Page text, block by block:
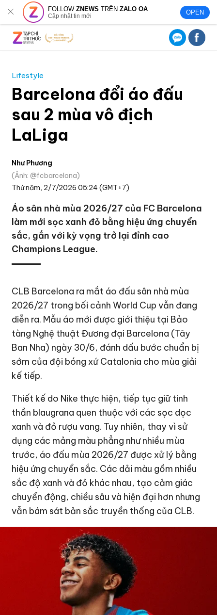
FOLLOWZNEWS TRÊNZALO OA
Cập nhật tin mới OPEN
Lifestyle
Barcelona đổi áo đấu
sau 2 mùa vô địch
LaLiga
Như Phương
Ảnh: @fcbarcelona
Thứ năm, 2/7/2026 05:24 (GMT+7)
Áo sân nhà mùa 2026/27 của FC Barcelona
làm mới sọc xanh đỏ bằng hiệu ứng chuyển
sắc, gắn với kỳ vọng trở lại đỉnh cao
Champions League.
CLB Barcelona ra mắt áo đấu sân nhà mùa
2026/27 trong bối cảnh World Cup vẫn đang
diễn ra. Mẫu áo mới được giới thiệu tại Bảo
tàng Nghệ thuật Đương đại Barcelona (Tây
Ban Nha) ngày 30/6, đánh dấu bước chuẩn bị
sớm của đội bóng xứ Catalonia cho mùa giải
kế tiếp.
Thiết kế do Nike thực hiện, tiếp tục giữ tinh
thần blaugrana quen thuộc với các sọc dọc
xanh và đỏ rượu vang. Tuy nhiên, thay vì sử
dụng các mảng màu phẳng như nhiều mùa
trước, áo đấu mùa 2026/27 được xử lý bằng
hiệu ứng chuyển sắc. Các dải màu gồm nhiều
sắc độ xanh và đỏ khác nhau, tạo cảm giác
chuyển động, chiều sâu và hiện đại hơn nhưng
vẫn bám sát bản sắc truyền thống của CLB.